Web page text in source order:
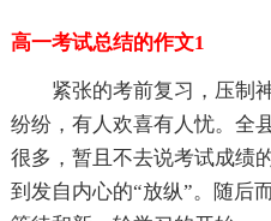
高一考试总结的作文1
紧张的考前复习，压制
纷纷，有人欢喜有人忧。全
很多，暂且不去说考试成绩
到发自内心的“放纵”。随后